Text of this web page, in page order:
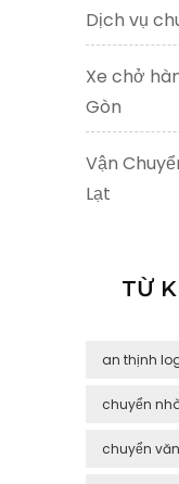
Dịch vụ
Xe chở
Gòn
Vận
Lạt
TỪ
an thịnh
chuyển
chuyển